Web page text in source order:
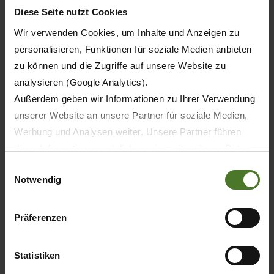
Diese Seite nutzt Cookies
Wir verwenden Cookies, um Inhalte und Anzeigen zu
personalisieren, Funktionen für soziale Medien anbieten
zu können und die Zugriffe auf unsere Website zu
analysieren (Google Analytics).
Außerdem geben wir Informationen zu Ihrer Verwendung
unserer Website an unsere Partner für soziale Medien,
Werbung und Analysen weiter. Unsere Partner führen
sie im Rahmen Ihrer Nutzung der Dienste gesammelt
Wir setzen im Rahmen des Trackings auch Dienstleister
Datenschutzbestimmungen ein, wodurch das Risiko von
behördlichen Zugriffen bzw. von Kontrollverlust bzgl.
Notwendig
Präferenzen
Statistiken
Rotopresse
CombiPack HDP
VAI AL PRODOTTO